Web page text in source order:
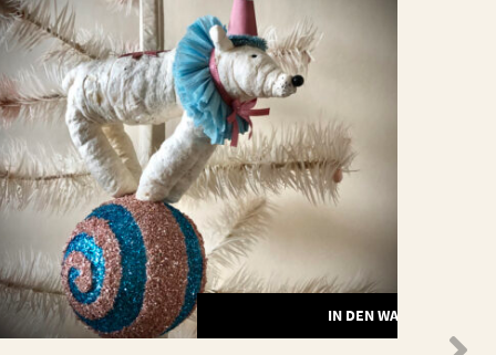
IN DEN WARENKORB